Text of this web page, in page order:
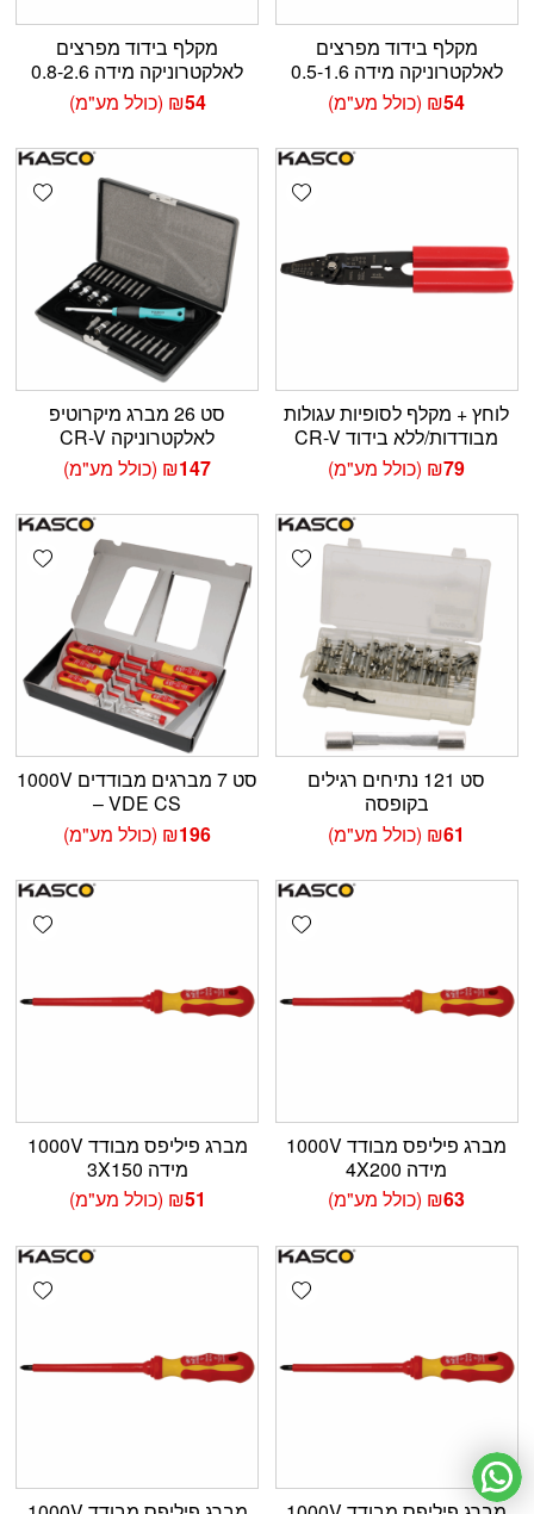
מקלף בידוד מפרצים
לאלקטרוניקה מידה 0.5-1.6
₪54 (כולל מע"מ)
מקלף בידוד מפרצים
לאלקטרוניקה מידה 0.8-2.6
₪54 (כולל מע"מ)
Add wishlist
לוחץ + מקלף לסופיות עגולות
מבודדות/ללא בידוד CR-V
₪79 (כולל מע"מ)
סט 26 מברג מיקרוטיפ
לאלקטרוניקה CR-V
₪147 (כולל מע"מ)
Add wishlist
סט 121 נתיחים רגילים
בקופסה
₪61 (כולל מע"מ)
סט 7 מברגים מבודדים 1000V
– VDE CS
₪196 (כולל מע"מ)
Add wishlist
מברג פיליפס מבודד 1000V
מידה 4X200
₪63 (כולל מע"מ)
מברג פיליפס מבודד 1000V
מידה 3X150
₪51 (כולל מע"מ)
Add wishlist